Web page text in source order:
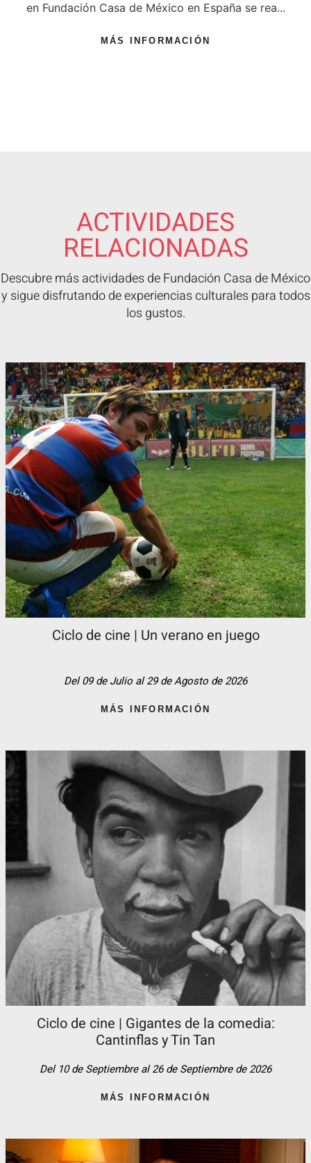
en Fundación Casa de México en España se rea...
MÁS INFORMACIÓN
ACTIVIDADES
RELACIONADAS
Descubre más actividades de Fundación Casa de México
y sigue disfrutando de experiencias culturales para todos
los gustos.
Ciclo de cine | Un verano en juego
Del 09 de Julio al 29 de Agosto de 2026
MÁS INFORMACIÓN
Ciclo de cine | Gigantes de la comedia:
Cantinflas y Tin Tan​
Del 10 de Septiembre al 26 de Septiembre de 2026
MÁS INFORMACIÓN